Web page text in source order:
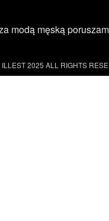
modą męską
2025 ALL RIGHTS